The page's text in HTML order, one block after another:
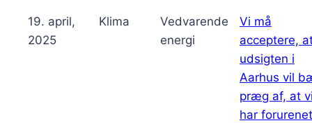
19. april,
2025
Klima
Vedvarende
energi
Vi må
acceptere,
udsigten i
Aarhus vil
præg af, at
har